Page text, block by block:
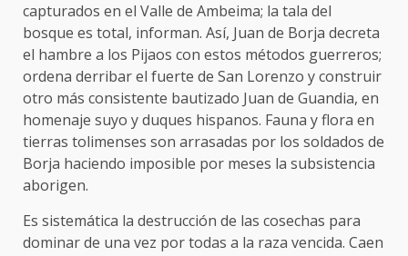
capturados en el Valle de Ambeima; la tala del
bosque es total, informan. Así, Juan de Borja decreta
el hambre a los Pijaos con estos métodos guerreros;
ordena derribar el fuerte de San Lorenzo y construir
otro más consistente bautizado Juan de Guandia, en
homenaje suyo y duques hispanos. Fauna y flora en
tierras tolimenses son arrasadas por los soldados de
Borja haciendo imposible por meses la subsistencia
aborigen.
Es sistemática la destrucción de las cosechas para
dominar de una vez por todas a la raza vencida. Caen